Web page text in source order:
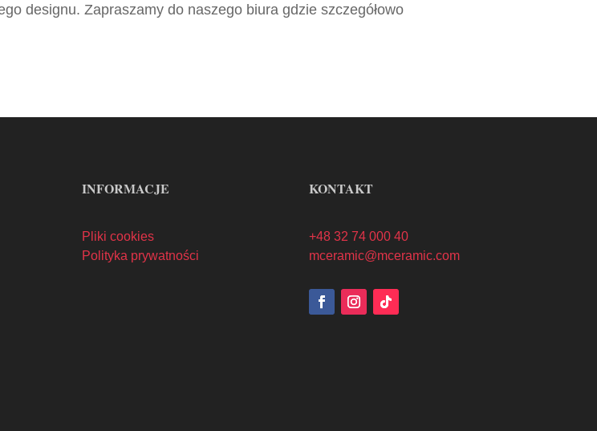
designu. Zapraszamy do naszego biura gdzie szczegółowo
INFORMACJE
Pliki cookies
Polityka prywatności
KONTAKT
+48 32 74 000 40
mceramic@mceramic.com